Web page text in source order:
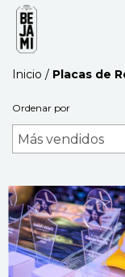
Inicio / Placas de
Ordenar por